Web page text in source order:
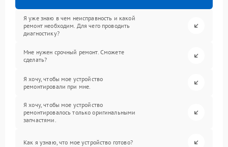
Я уже знаю в чем неисправность и какой
ремонт необходим. Для чего проводить
диагностику?
Мне нужен срочный ремонт. Сможете
сделать?
Я хочу, чтобы мое устройство
ремонтировали при мне.
Я хочу, чтобы мое устройство
ремонтировалось только оригинальными
запчастями.
Как я узнаю, что мое устройство готово?